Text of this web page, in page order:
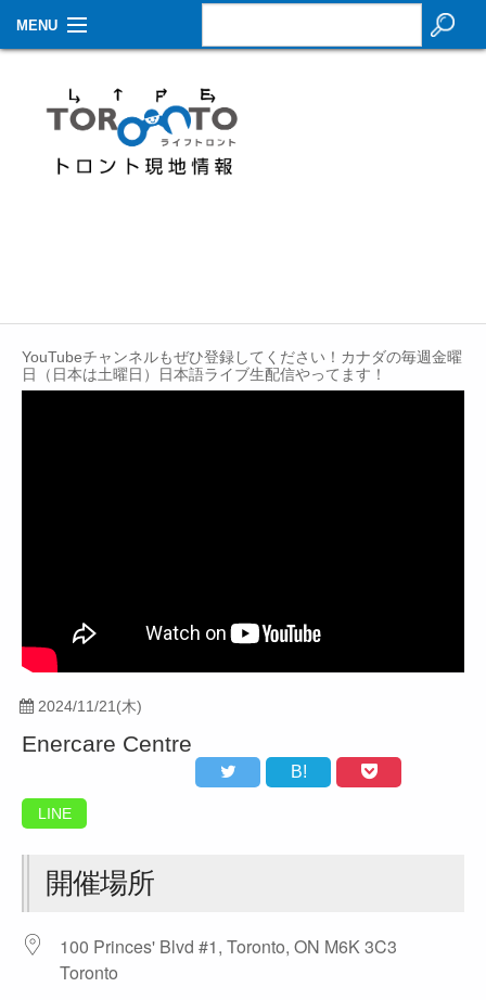
MENU
生活情報
その他
Contact
YouTubeチャンネルもぜひ登録してください！カナダの毎週金曜
日（日本は土曜日）日本語ライブ生配信やってます！
2024/11/21(木)
Enercare Centre
B!
LINE
開催場所
100 Princes' Blvd #1, Toronto, ON M6K 3C3
Toronto